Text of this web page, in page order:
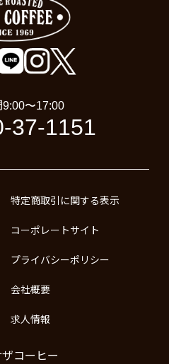
9:00〜17:00
37-1151
特定商取引に関する表示
コーポレートサイト
プライバシーポリシー
会社概要
求人情報
コーヒー